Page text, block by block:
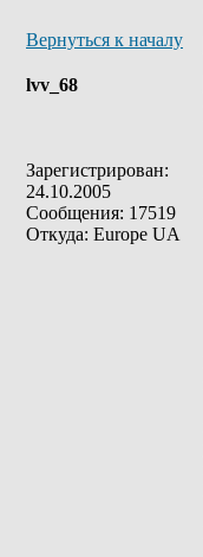
Вернуться к началу
lvv_68
Зарегистрирован:
24.10.2005
Сообщения: 17519
Откуда: Europe UA